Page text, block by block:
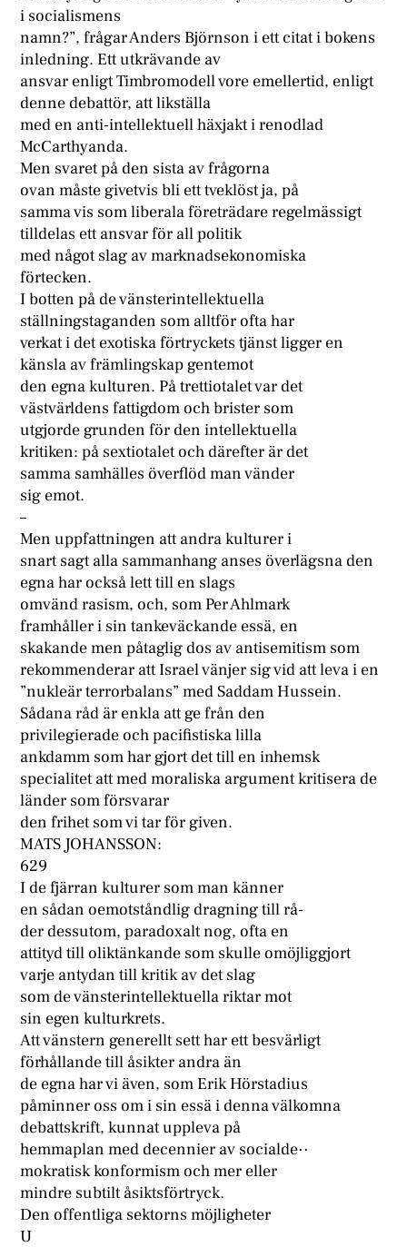
i socialismens
namn?”, frågar Anders Björnson i ett citat i bokens
inledning. Ett utkrävande av
ansvar enligt Timbromodell vore emellertid, enligt
denne debattör, att likställa
med en anti-intellektuell häxjakt i renodlad
McCarthyanda.
Men svaret på den sista av frågorna
ovan måste givetvis bli ett tveklöst ja, på
samma vis som liberala företrädare regelmässigt
tilldelas ett ansvar för all politik
med något slag av marknadsekonomiska
förtecken.
I botten på de vänsterintellektuella
ställningstaganden som alltför ofta har
verkat i det exotiska förtryckets tjänst ligger en
känsla av främlingskap gentemot
den egna kulturen. På trettiotalet var det
västvärldens fattigdom och brister som
utgjorde grunden för den intellektuella
kritiken: på sextiotalet och därefter är det
samma samhälles överflöd man vänder
sig emot.
–
Men uppfattningen att andra kulturer i
snart sagt alla sammanhang anses överlägsna den
egna har också lett till en slags
omvänd rasism, och, som Per Ahlmark
framhåller i sin tankeväckande essä, en
skakande men påtaglig dos av antisemitism som
rekommenderar att Israel vänjer sig vid att leva i en
”nukleär terrorbalans” med Saddam Hussein.
Sådana råd är enkla att ge från den
privilegierade och pacifistiska lilla
ankdamm som har gjort det till en inhemsk
specialitet att med moraliska argument kritisera de
länder som försvarar
den frihet som vi tar för given.
MATS JOHANSSON:
629
I de fjärran kulturer som man känner
en sådan oemotståndlig dragning till rå-
der dessutom, paradoxalt nog, ofta en
attityd till oliktänkande som skulle omöjliggjort
varje antydan till kritik av det slag
som de vänsterintellektuella riktar mot
sin egen kulturkrets.
Att vänstern generellt sett har ett besvärligt
förhållande till åsikter andra än
de egna har vi även, som Erik Hörstadius
påminner oss om i sin essä i denna välkomna
debattskrift, kunnat uppleva på
hemmaplan med decennier av socialde··
mokratisk konformism och mer eller
mindre subtilt åsiktsförtryck.
Den offentliga sektorns möjligheter
U